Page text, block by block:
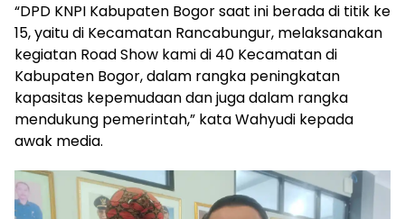
“DPD KNPI Kabupaten Bogor saat ini berada di titik ke
15, yaitu di Kecamatan Rancabungur, melaksanakan
kegiatan Road Show kami di 40 Kecamatan di
Kabupaten Bogor, dalam rangka peningkatan
kapasitas kepemudaan dan juga dalam rangka
mendukung pemerintah,” kata Wahyudi kepada
awak media.